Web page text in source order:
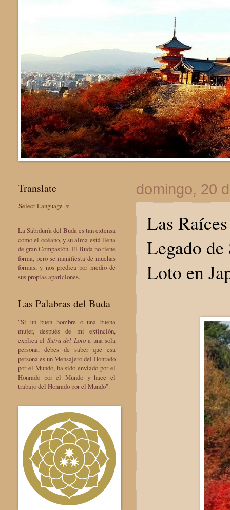
domingo, 20
Las
Legado
Loto en
Translate
Select Language ▼
La Sabiduría del Buda es tan extensa
como el océano, y su alma está llena
de gran Compasión. El Buda no tiene
forma, pero se manifiesta de muchas
formas, y nos predica por medio de
sus propias apariciones.
Las Palabras del Buda
"Si un buen hombre o una buena
mujer, después de mi extinción,
explica el Sutra del Lotoa una sola
persona, debes de saber que esa
persona es un Mensajero del Honrado
por el Mundo, ha sido enviado por el
Honrado por el Mundo y hace el
trabajo del Honrado por el Mundo".